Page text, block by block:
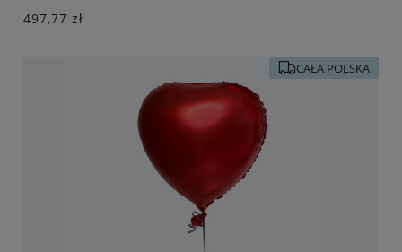
497,77 zł
CAŁA POLSKA